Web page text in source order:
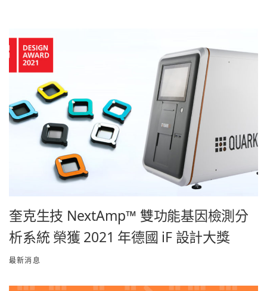
奎克生技 NextAmp™ 雙功能基因檢測分
析系統 榮獲 2021 年德國 iF 設計大獎
最新消息